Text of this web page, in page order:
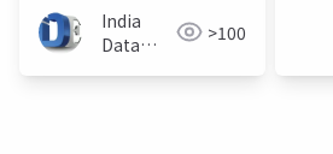
India
Data
>100